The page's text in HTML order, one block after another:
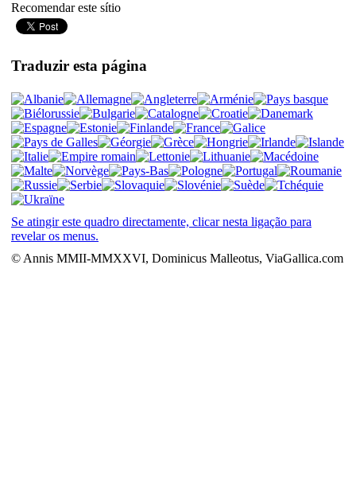
Recomendar este sítio
Traduzir esta página
Se atingir este quadro directamente, clicar nesta ligação para
revelar os menus.
© Annis MMII-MMXXVI, Dominicus Malleotus, ViaGallica.com